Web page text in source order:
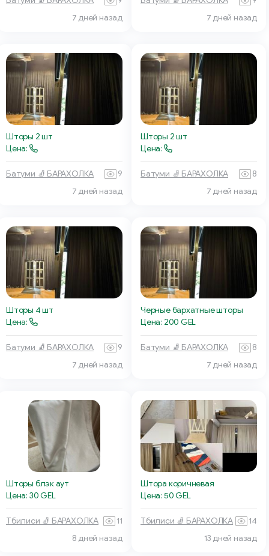
7 дней назад
7 дней назад
Шторы 2 шт
Цена:
Батуми 🧦 БАРАХОЛКА
9
7 дней назад
Шторы 2 шт
Цена:
Батуми 🧦 БАРАХОЛКА
8
7 дней назад
Шторы 4 шт
Цена:
Батуми 🧦 БАРАХОЛКА
9
7 дней назад
Черные бархатные шторы
Цена: 200 GEL
Батуми 🧦 БАРАХОЛКА
8
7 дней назад
Шторы блэк аут
Цена: 30 GEL
Тбилиси 🧦 БАРАХОЛКА
11
8 дней назад
Штора коричневая
Цена: 50 GEL
Тбилиси 🧦 БАРАХОЛКА
14
13 дней назад